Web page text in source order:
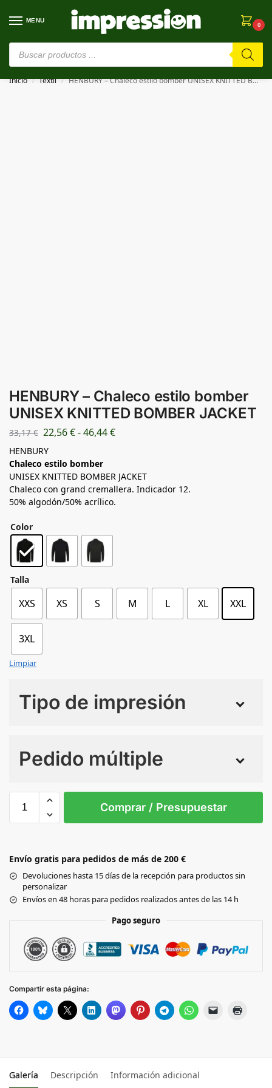
MENU
0
⚠️ Estamos en pruebas. Si algo falla, ¡Perdón!⚠️
Inicio / Textil / HENBURY – Chaleco estilo bomber UNISEX KNITTED BOMBER JACKET
HENBURY – Chaleco estilo bomber
UNISEX KNITTED BOMBER JACKET
33,17€ 22,56€-46,44€
HENBURY
Chaleco estilo bomber
UNISEX KNITTED BOMBER JACKET
Chaleco con grand cremallera. Indicador 12.
50% algodón/50% acrílico.
Color
Talla
XXS XS S M L XL XXL
3XL
Limpiar
Tipo de impresión
Pedido múltiple
XXL XXS
NAVY
GREY
MARL
Comprar / Presupuestar
Envío gratis para pedidos de más de 200 €
Devoluciones hasta 15 días de la recepción para productos sin
personalizar
Envíos en 48 horas para pedidos realizados antes de las 14 h
Pago seguro
Compartir esta página:
Galería Descripción Información adicional